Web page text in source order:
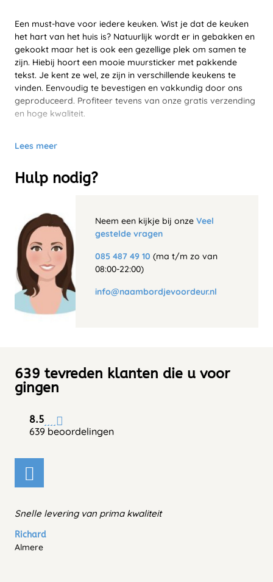
Een must-have voor iedere keuken. Wist je dat de keuken
het hart van het huis is? Natuurlijk wordt er in gebakken en
gekookt maar het is ook een gezellige plek om samen te
zijn. Hiebij hoort een mooie muursticker met pakkende
tekst. Je kent ze wel, ze zijn in verschillende keukens te
vinden. Eenvoudig te bevestigen en vakkundig door ons
geproduceerd. Profiteer tevens van onze gratis verzending
en hoge kwaliteit.
Lees meer
Hulp nodig?
Neem een kijkje bij onze Veel
gestelde vragen
085 487 49 10 (ma t/m zo van
08:00-22:00)
info@naambordjevoordeur.nl
639 tevreden klanten die u voor
gingen
8.5
639 beoordelingen
Snelle levering van prima kwaliteit
Richard
Almere